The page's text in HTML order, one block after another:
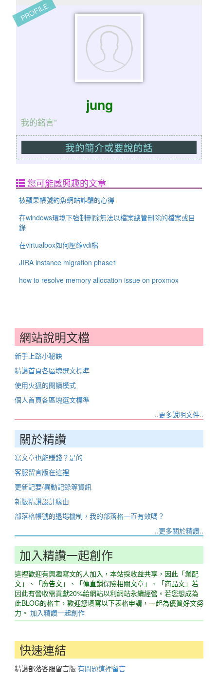
PROFILE
jung
我的銘言”
我的簡介或要說的話
您可能感興趣的文章
被蘋果帳號釣魚網站詐騙的心得
在windows環境下強制刪除無法以檔案總管刪除的檔案或目
錄
在virtualbox如何壓縮vdi檔
JIRA instance migration phase1
how to resolve memory allocation issue on proxmox
網站說明文檔
新手上路小秘訣
精讚首頁各區塊選文標準
使用火狐的閱讀模式
個人首頁各區塊選文標準
..更多說明文件..
關於精讚
寫文章也能賺錢？是的
客服留言版在這裡
更新記要/異動記錄等資訊
新版精讚設計緣由
部落格帳號的退場機制，我的部落格一直有效嗎？
..更多關於精讚..
加入精讚一起創作
這裡歡迎有興趣寫文的人加入，本站採收益共享，因此「業配
文」、「廣告文」、「傳直銷保險相關文章」、「商品文」若
因此有營收需貢獻20%給網站以利網站永續經營。若您想成為
此BLOG的格主，歡迎您填寫以下表格申請，一起為優質好文努
力。 加入精讚一起創作
快速連結
精讚部落客服留言版 有問題這裡留言